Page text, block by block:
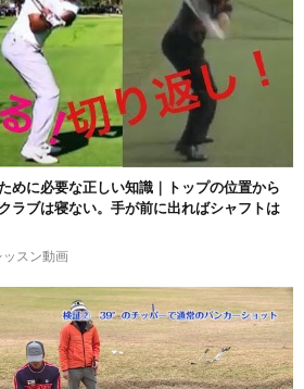
めに必要な正しい知識｜トップの位置から
ラブは寝ない。手が前に出ればシャフトは
ッスン動画